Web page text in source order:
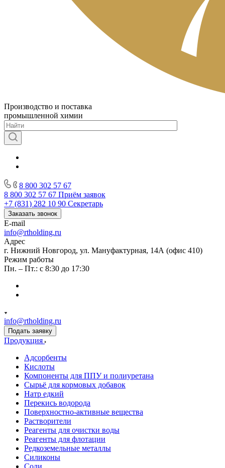
Производство и поставка
промышленной химии
8 800 302 57 67
8 800 302 57 67 Приём заявок
+7 (831) 282 10 90 Секретарь
Заказать звонок
E-mail
info@rtholding.ru
Адрес
г. Нижний Новгород, ул. Мануфактурная, 14А (офис 410)
Режим работы
Пн. – Пт.: с 8:30 до 17:30
info@rtholding.ru
Подать заявку
Продукция
Адсорбенты
Кислоты
Компоненты для ППУ и полиуретана
Сырьё для кормовых добавок
Натр едкий
Перекись водорода
Поверхностно-активные вещества
Растворители
Реагенты для очистки воды
Реагенты для флотации
Редкоземельные металлы
Силиконы
Соли